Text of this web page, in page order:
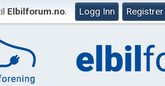
Elbilforum.no. Logg Inn